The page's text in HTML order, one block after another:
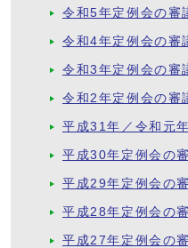
令和5年定例会の審
令和4年定例会の審
令和3年定例会の審
令和2年定例会の審
平成31年／令和元
平成30年定例会の
平成29年定例会の
平成28年定例会の
平成27年定例会の